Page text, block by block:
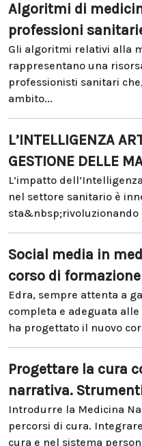
Algoritmi di
professioni
Gli algoritmi relativi alla
rappresentano una
professionisti sanitari
ambito...
L’INTELLIGENZA
GESTIONE DELLE
L’impatto
nel settore sanitario è
sta&nbsp;rivoluzionando
Social media in
corso di formazione
Edra, sempre attenta a
completa e adeguata
ha progettato il nuovo
Progettare la cura
narrativa.
Introdurre la Medicina
percorsi di cura.
cura e nel sistema